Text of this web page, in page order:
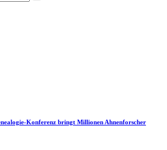
Konferenz bringt Millionen Ahnenforscher